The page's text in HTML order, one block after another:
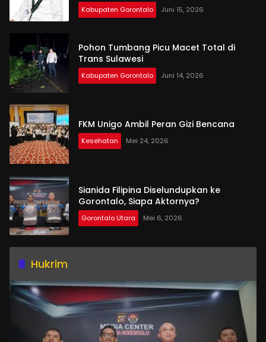
Kabupaten Gorontalo Juni 15, 2026
Pohon Tumbang Picu Macet Total di
Trans Sulawesi
Kabupaten Gorontalo Juni 14, 2026
FKM Unigo Ambil Peran Gizi Bencana
Kesehatan Mei 24, 2026
Sianida Filipina Diselundupkan ke
Gorontalo, Siapa Aktornya?
Gorontalo Utara Mei 6, 2026
Hukrim